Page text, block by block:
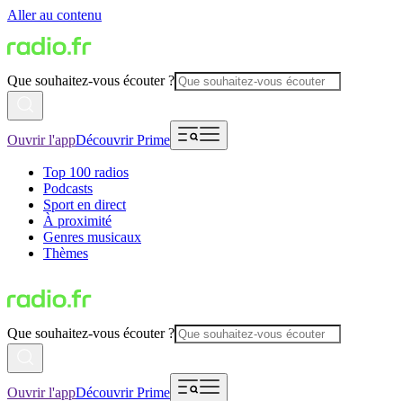
Aller au contenu
Que souhaitez-vous écouter ?
Ouvrir l'appDécouvrir Prime
Top 100 radios
Podcasts
Sport en direct
À proximité
Genres musicaux
Thèmes
Que souhaitez-vous écouter ?
Ouvrir l'appDécouvrir Prime